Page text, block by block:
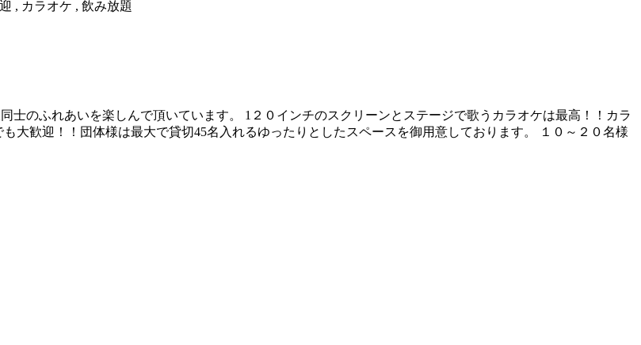
, カラオケ , 飲み放題
士のふれあいを楽しんで頂いています。 1２０インチのスクリーンとステージで歌うカラオケは最高！！カラ
大歓迎！！団体様は最大で貸切45名入れるゆったりとしたスペースを御用意しております。 １０～２０名様